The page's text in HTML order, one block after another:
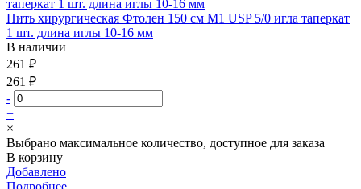
Нить хирургическая Фтолен 150 см М1 USP 5/0 игла таперкат
1 шт. длина иглы 10-16 мм
В наличии
261 ₽
261 ₽
-
+
×
Выбрано максимальное количество, доступное для заказа
В корзину
Добавлено
Подробнее